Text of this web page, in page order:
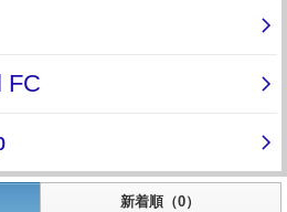
新着順（0）